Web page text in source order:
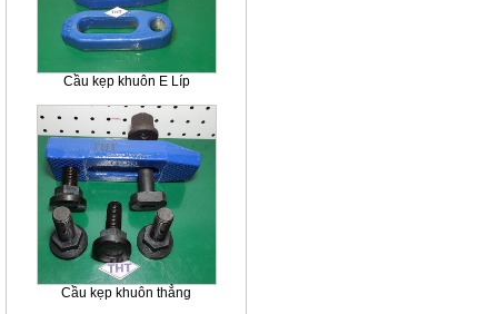
Cầu kẹp khuôn E Líp
Cầu kẹp khuôn thẳng